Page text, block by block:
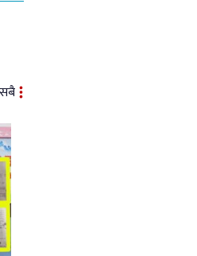
सबै